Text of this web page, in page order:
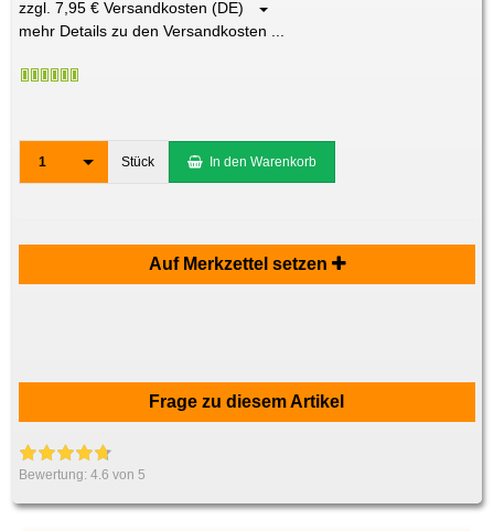
zzgl. 7,95 € Versandkosten (DE)
mehr Details zu den Versandkosten ...
1 Stück In den Warenkorb
Auf Merkzettel setzen
Frage zu diesem Artikel
Bewertung:4.6 von 5